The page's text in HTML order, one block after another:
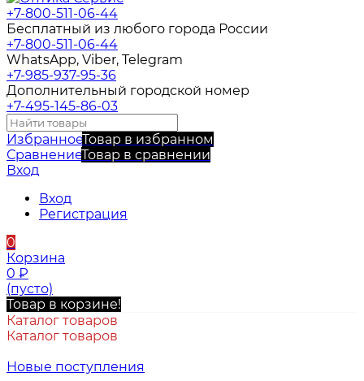
+7-800-511-06-44
Бесплатный из любого города России
+7-800-511-06-44
WhatsApp, Viber, Telegram
+7-985-937-95-36
Дополнительный городской номер
+7-495-145-86-03
ИзбранноеТовар в избранном
СравнениеТовар в сравнении
Вход
Вход
Регистрация
0
Корзина
0 ₽
(пусто)
Товар в корзине!
Каталог товаров
Каталог товаров
Новые поступления